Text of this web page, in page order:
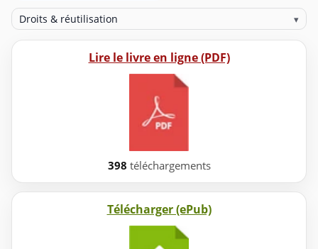
Droits & réutilisation ▾
Lire le livre en ligne (PDF)
398 téléchargements
Télécharger (ePub)